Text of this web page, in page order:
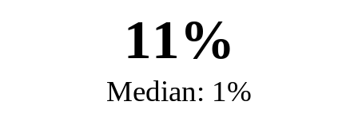
11%
Median: 1%